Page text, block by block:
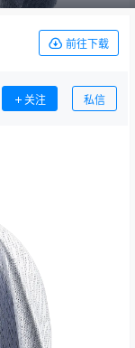
前往下载
关注 私信